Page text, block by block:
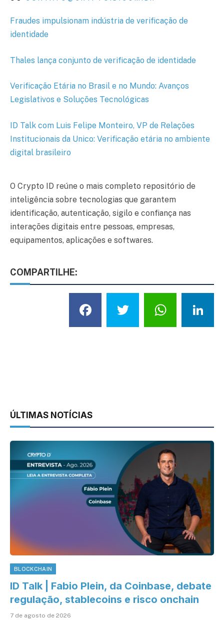
Fraudes impulsionam indústria de verificação de
identidade
Thales lança conjunto de verificação de identidade
Verificação Etária no Brasil e no Mundo: Avanços
Legislativos e Soluções Tecnológicas
ID Talk com Luis Felipe Monteiro, VP de Relações
Institucionais da Unico: Verificação etária no ambiente
digital brasileiro
O Crypto ID reúne o mais completo repositório de
inteligência sobre tecnologias que garantem
identificação, autenticação, sigilo e confiança nas
interações digitais entre pessoas, empresas,
equipamentos, aplicações e softwares.
COMPARTILHE:
Facebook
Twitter
ÚLTIMAS NOTÍCIAS
BLOCKCHAIN
ID Talk | Fabio Plein, da Coinbase, debate
regulação, stablecoins e risco onchain
7 de agosto de 2026